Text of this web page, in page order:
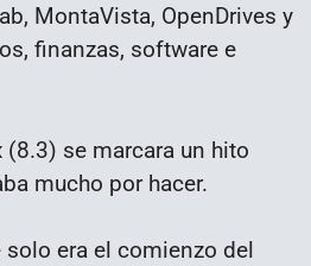
MontaVista, OpenDrives y
finanzas, software e
(8.3) se marcara un hito
mucho por hacer.
era el comienzo del